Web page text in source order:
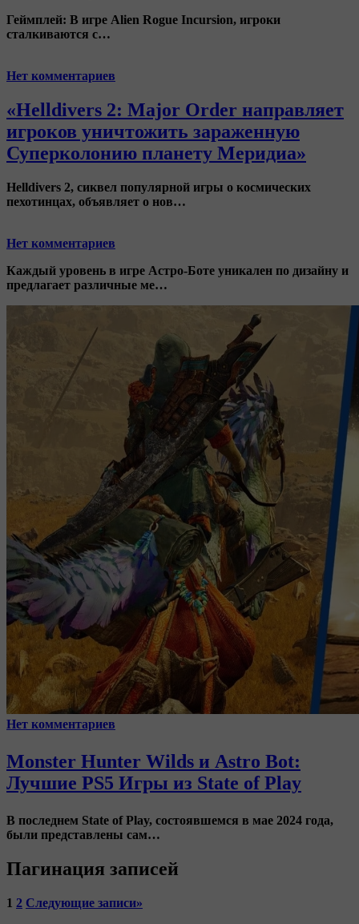
Геймплей: В игре Alien Rogue Incursion, игроки
сталкиваются с…
Нет комментариев
«Helldivers 2: Major Order направляет
игроков уничтожить зараженную
Суперколонию планету Меридиа»
Helldivers 2, сиквел популярной игры о космических
пехотинцах, объявляет о нов…
Нет комментариев
Каждый уровень в игре Астро-Боте уникален по дизайну и
предлагает различные ме…
Нет комментариев
Monster Hunter Wilds и Astro Bot:
Лучшие PS5 Игры из State of Play
В последнем State of Play, состоявшемся в мае 2024 года,
были представлены сам…
Пагинация записей
1 2 Следующие записи»